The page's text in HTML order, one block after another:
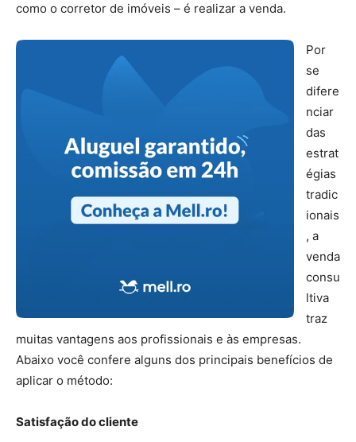
como o corretor de imóveis – é realizar a venda.
Por
se
difere
nciar
das
estrat
égias
tradic
ionais
, a
venda
consu
ltiva
traz
muitas vantagens aos profissionais e às empresas.
Abaixo você confere alguns dos principais benefícios de
aplicar o método:
Satisfação do cliente